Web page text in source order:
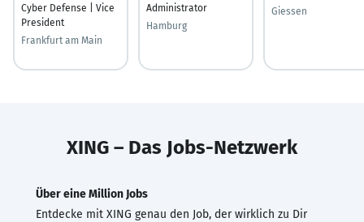
Cyber Defense | Vice
President
Frankfurt am Main
Administrator
Hamburg
Giessen
XING – Das Jobs-Netzwerk
Über eine Million Jobs
Entdecke mit XING genau den Job, der wirklich zu Dir